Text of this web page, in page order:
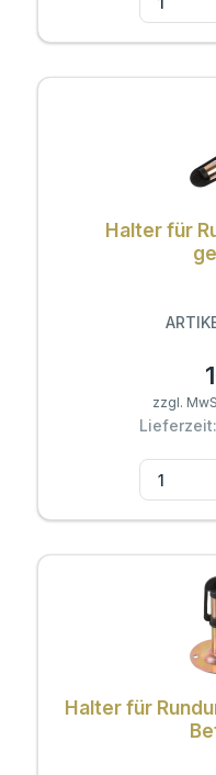
Halter für
zzgl.
Halter für